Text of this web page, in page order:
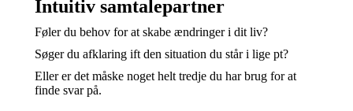
Intuitiv samtalepartner
Føler du behov for at skabe ændringer i dit liv?
Søger du afklaring ift den situation du står i lige pt?
Eller er det måske noget helt tredje du har brug for at
finde svar på.